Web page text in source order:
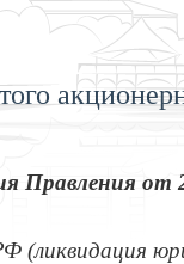
Правления от
(ликвидация